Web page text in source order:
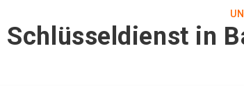
Schlüsseldienst in